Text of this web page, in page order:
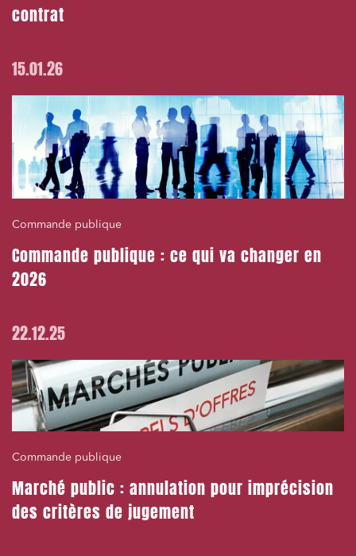
contrat
15.01.26
Commande publique
Commande publique : ce qui va changer en
2026
22.12.25
Commande publique
Marché public : annulation pour imprécision
des critères de jugement